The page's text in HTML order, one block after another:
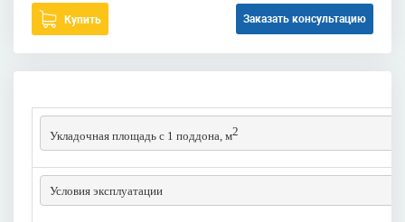
Купить Заказать консультацию
Укладочная площадь с 1 поддона, м2
Условия эксплуатации